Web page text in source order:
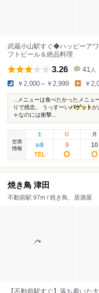
武蔵小山駅すぐ◆ハッピーア
フトビール＆絶品料理
3.26 41 人
￥2,000～￥2,999 ￥
...メニューは食べたかったメニ
りで残念。 うっすーいバゲットが
ャなのには衝撃...
空席
情報
土
8/8
日
9
月
10
焼き鳥 津田
不動前駅 97m / 焼き鳥、居酒屋
【不動前駅すぐ】落ち着いた